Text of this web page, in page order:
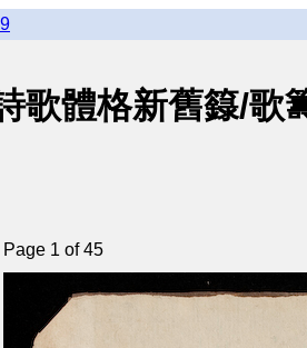
歌體格新舊籙/
Page 1 of 45